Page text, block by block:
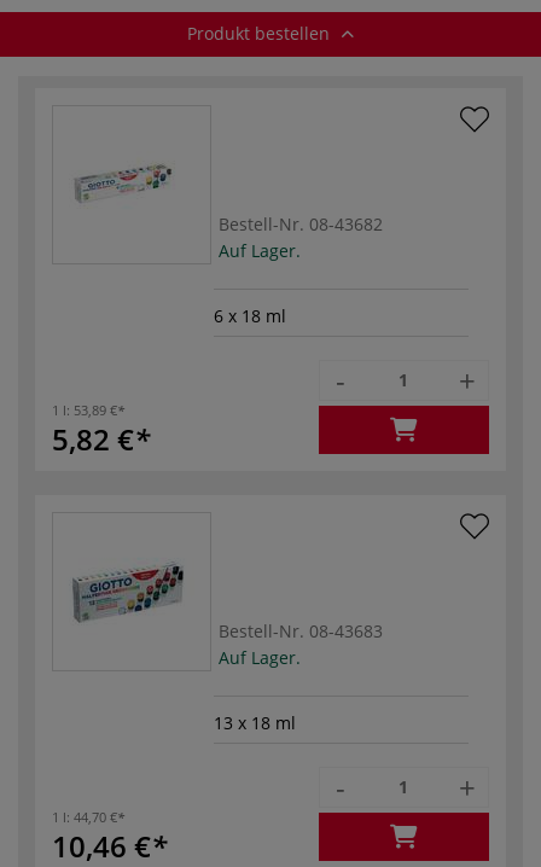
Produkt bestellen
Bestell-Nr. 08-43682
Auf Lager.
6 x 18 ml
1 l: 53,89 €
5,82 €
- +
Bestell-Nr. 08-43683
Auf Lager.
13 x 18 ml
1 l: 44,70 €
10,46 €
- +